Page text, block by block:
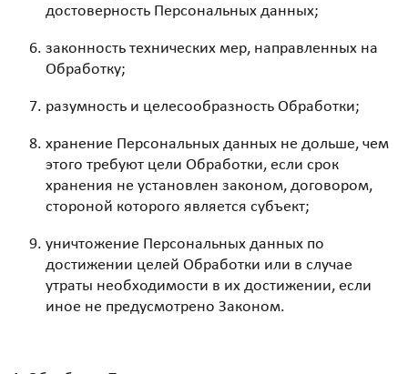
достоверность Персональных данных;
законность технических мер, направленных на
Обработку;
разумность и целесообразность Обработки;
хранение Персональных данных не дольше, чем
этого требуют цели Обработки, если срок
хранения не установлен законом, договором,
стороной которого является субъект;
уничтожение Персональных данных по
достижении целей Обработки или в случае
утраты необходимости в их достижении, если
иное не предусмотрено Законом.